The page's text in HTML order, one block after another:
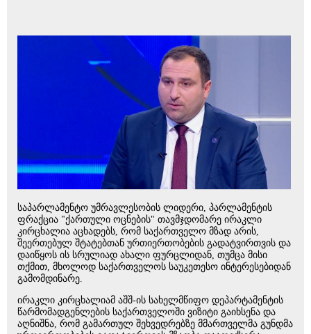
საპარლამენტო უმრავლესობის ლიდერი, პარლამენტის
ფრაქცია "ქართული ოცნების" თავმჯდომარე ირაკლი
კირცხალია აცხადებს, რომ საქართველო მზად არის,
შეერთებულ შტატებთან ურთიერთობების გადატვირთვის და
დაიწყოს ის სრულიად ახალი ფურცლიდან, თუმცა მისი
თქმით, მხოლოდ საქართველოს საუკეთესო ინტერესებიდან
გამომდინარე.
ირაკლი კირცხალიამ აშშ-ის სახელმწიფო დეპარტამენტის
წარმომადგენლების საქართველოში ვიზიტი გაიხსენა და
აღნიშნა, რომ გამართულ შეხვედრებზე მმართველმა გუნდმა